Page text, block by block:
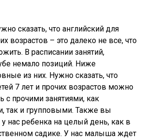
сказать, что английский для
возрастов – это далеко не все, что
В расписании занятий,
немало позиций. Ниже
из них. Нужно сказать, что
7 лет и прочих возрастов можно
с прочими занятиями, как
так и групповыми. Также вы
нас ребенка на целый день, как в
садике. У нас малыша ждет